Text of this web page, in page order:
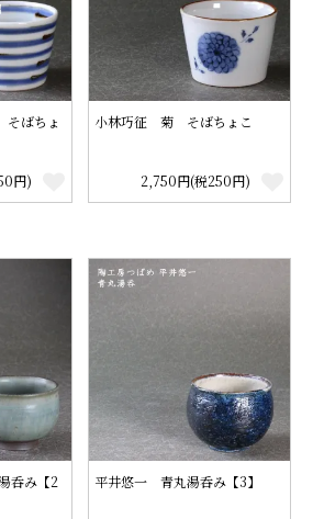
ばちょ
円)
小林巧征 菊 そばちょこ
2,750円(税250円)
呑み【2
平井悠一 青丸湯呑み【3】